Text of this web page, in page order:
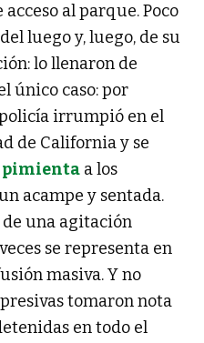
al parque. Poco
luego y, luego, de su
lo llenaron de
único caso: por
irrumpió en el
de California y se
pimienta a los
acampe y sentada.
de una agitación
se representa en
masiva. Y no
tomaron nota
en todo el